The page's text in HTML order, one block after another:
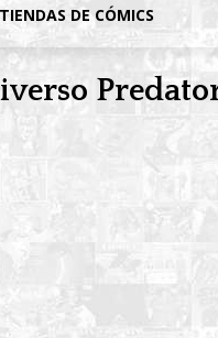
TIENDAS DE CÓMICS